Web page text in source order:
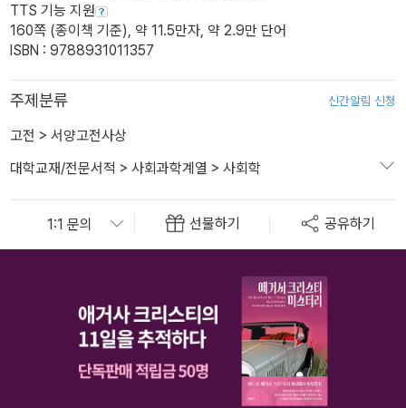
TTS 기능 지원
160쪽 (종이책 기준), 약 11.5만자, 약 2.9만 단어
ISBN : 9788931011357
주제분류 신간알림 신청
고전 > 서양고전사상
대학교재/전문서적 > 사회과학계열 > 사회학
선물하기 공유하기